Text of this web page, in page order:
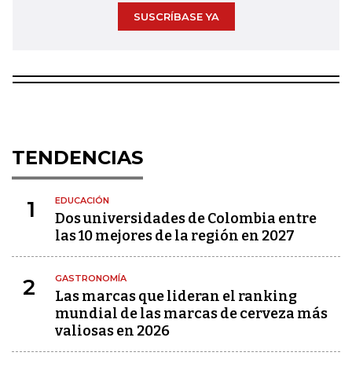
SUSCRÍBASE YA
TENDENCIAS
1 EDUCACIÓN
Dos universidades de Colombia entre
las 10 mejores de la región en 2027
2 GASTRONOMÍA
Las marcas que lideran el ranking
mundial de las marcas de cerveza más
valiosas en 2026